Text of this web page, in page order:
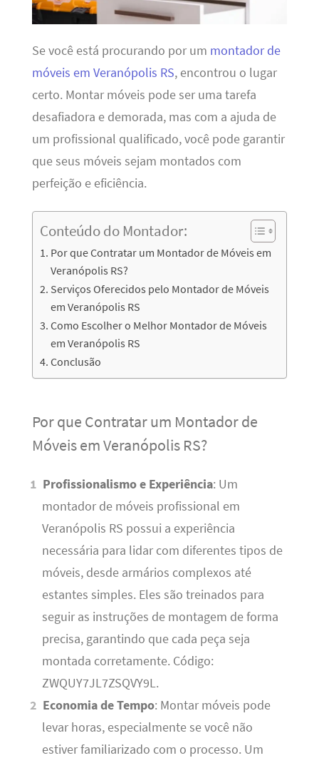
Se você está procurando por um montador de
móveis em Veranópolis RS, encontrou o lugar
certo. Montar móveis pode ser uma tarefa
desafiadora e demorada, mas com a ajuda de
um profissional qualificado, você pode garantir
que seus móveis sejam montados com
perfeição e eficiência.
Conteúdo do Montador:
Por que Contratar um Montador de Móveis em
Veranópolis RS?
Serviços Oferecidos pelo Montador de Móveis
em Veranópolis RS
Como Escolher o Melhor Montador de Móveis
em Veranópolis RS
Conclusão
Por que Contratar um Montador de
Móveis em Veranópolis RS?
Profissionalismo e Experiência: Um
montador de móveis profissional em
Veranópolis RS possui a experiência
necessária para lidar com diferentes tipos de
móveis, desde armários complexos até
estantes simples. Eles são treinados para
seguir as instruções de montagem de forma
precisa, garantindo que cada peça seja
montada corretamente. Código:
ZWQUY7JL7ZSQVY9L.
Economia de Tempo: Montar móveis pode
levar horas, especialmente se você não
estiver familiarizado com o processo. Um